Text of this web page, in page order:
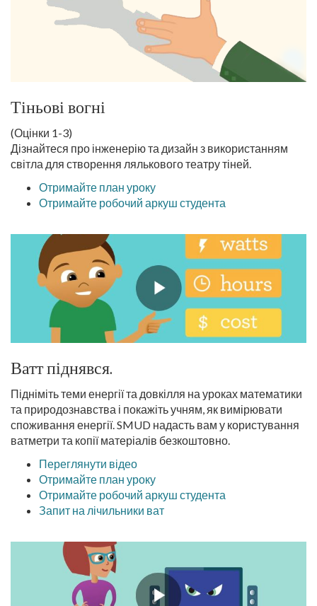
Тіньові вогні
(Оцінки 1-3)
Дізнайтеся про інженерію та дизайн з використанням
світла для створення лялькового театру тіней.
Отримайте план уроку
Отримайте робочий аркуш студента
Ватт піднявся.
Підніміть теми енергії та довкілля на уроках математики
та природознавства і покажіть учням, як вимірювати
споживання енергії. SMUD надасть вам у користування
ватметри та копії матеріалів безкоштовно.
Переглянути відео
Отримайте план уроку
Отримайте робочий аркуш студента
Запит на лічильники ват